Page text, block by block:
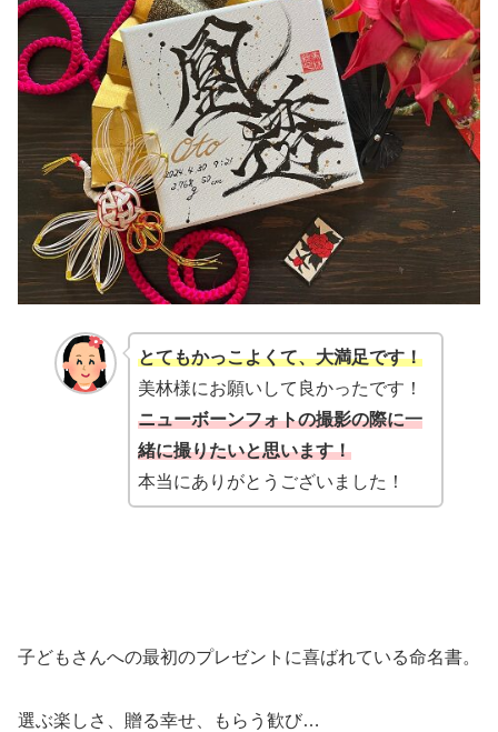
とてもかっこよくて、大満足です！
美林様にお願いして良かったです！
ニューボーンフォトの撮影の際に一
緒に撮りたいと思います！
本当にありがとうございました！
子どもさんへの最初のプレゼントに喜ばれている命名書。
選ぶ楽しさ、贈る幸せ、もらう歓び…